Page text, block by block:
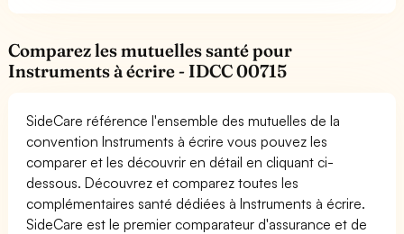
Comparez les mutuelles santé pour
Instruments à écrire - IDCC 00715
SideCare référence l'ensemble des mutuelles de la
convention Instruments à écrire vous pouvez les
comparer et les découvrir en détail en cliquant ci-
dessous. Découvrez et comparez toutes les
complémentaires santé dédiées à Instruments à écrire.
SideCare est le premier comparateur d'assurance et de